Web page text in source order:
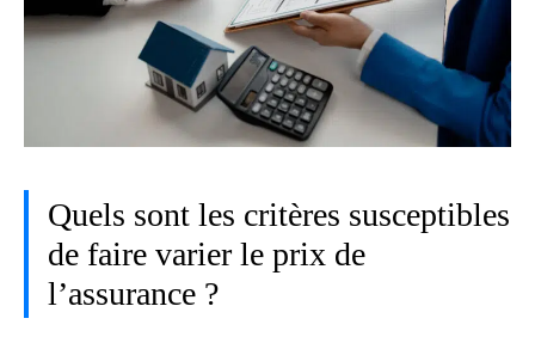
Quels sont les critères susceptibles
de faire varier le prix de
l’assurance ?